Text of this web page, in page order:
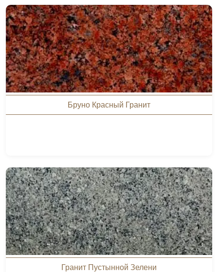
Бруно Красный Гранит
Гранит Пустынной Зелени